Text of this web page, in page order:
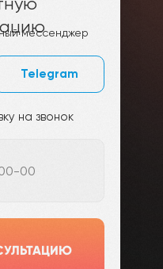
мессенджер
Telegram
на звонок